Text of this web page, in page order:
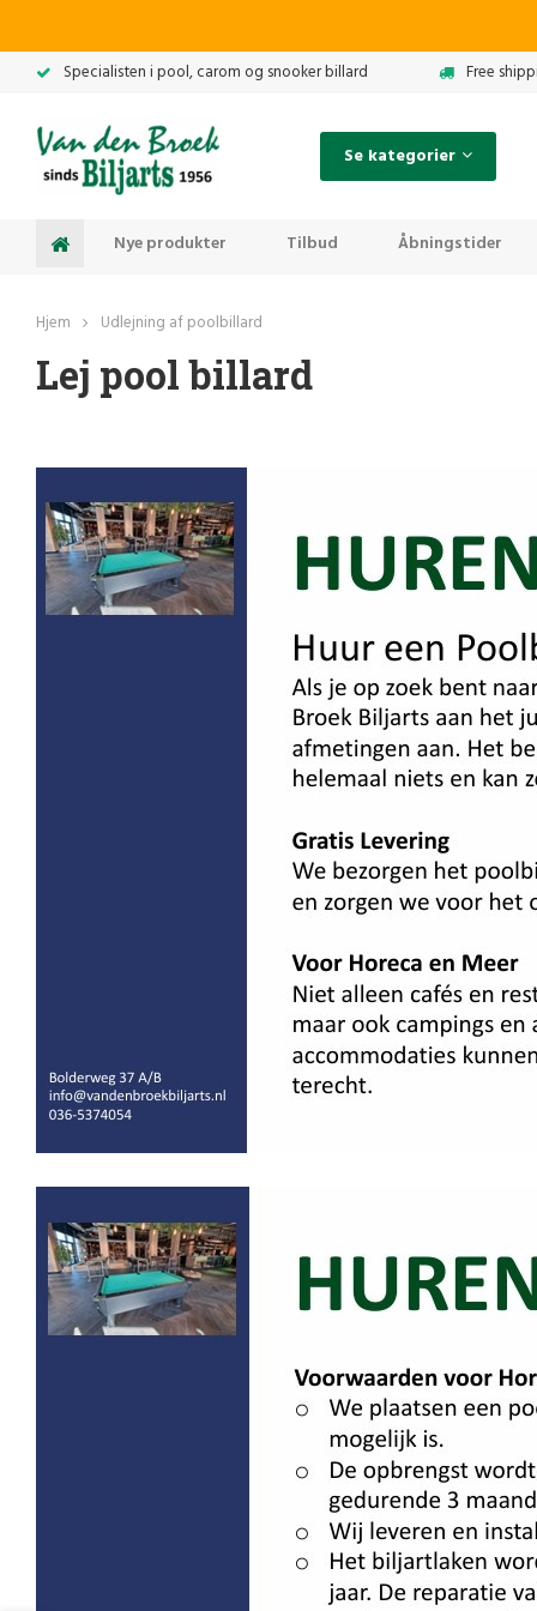
Specialisten i pool, carom og snooker billard Free
Se kategorier
Nye produkter Tilbud Åbningstider
Hjem Udlejning af poolbillard
Lej pool billard